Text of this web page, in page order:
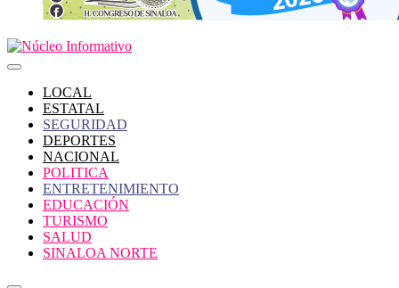
LOCAL
ESTATAL
SEGURIDAD
DEPORTES
NACIONAL
POLITICA
ENTRETENIMIENTO
EDUCACIÓN
TURISMO
SALUD
SINALOA NORTE